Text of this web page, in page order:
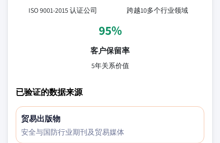
ISO 9001-2015 认证公司 跨越10多个行业领域
95%
客户保留率
5年关系价值
已验证的数据来源
贸易出版物
安全与国防行业期刊及贸易媒体